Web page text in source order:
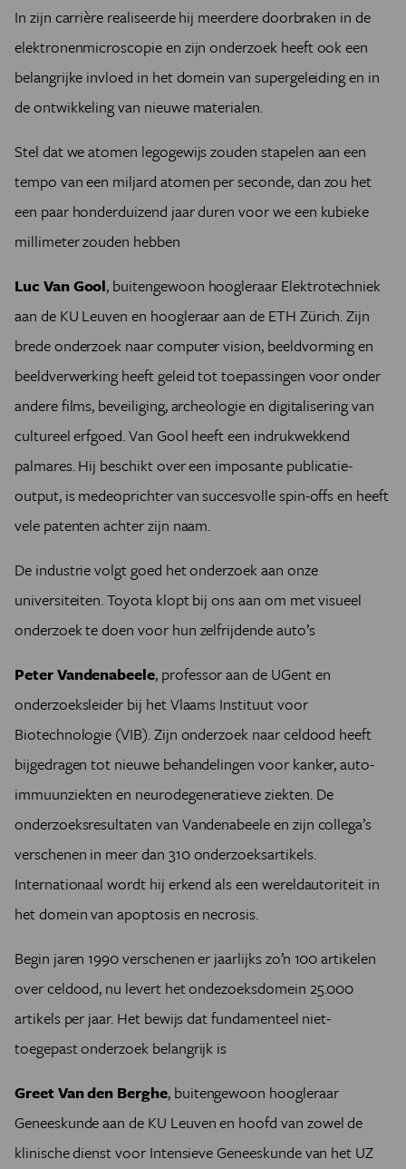
In zijn carrière realiseerde hij meerdere doorbraken in de
elektronenmicroscopie en zijn onderzoek heeft ook een
belangrijke invloed in het domein van supergeleiding en in
de ontwikkeling van nieuwe materialen.
Stel dat we atomen legogewijs zouden stapelen aan een
tempo van een miljard atomen per seconde, dan zou het
een paar honderduizend jaar duren voor we een kubieke
millimeter zouden hebben
Luc Van Gool, buitengewoon hoogleraar Elektrotechniek
aan de KU Leuven en hoogleraar aan de ETH Zürich. Zijn
brede onderzoek naar computer vision, beeldvorming en
beeldverwerking heeft geleid tot toepassingen voor onder
andere films, beveiliging, archeologie en digitalisering van
cultureel erfgoed. Van Gool heeft een indrukwekkend
palmares. Hij beschikt over een imposante publicatie-
output, is medeoprichter van succesvolle spin-offs en heeft
vele patenten achter zijn naam.
De industrie volgt goed het onderzoek aan onze
universiteiten. Toyota klopt bij ons aan om met visueel
onderzoek te doen voor hun zelfrijdende auto’s
Peter Vandenabeele, professor aan de UGent en
onderzoeksleider bij het Vlaams Instituut voor
Biotechnologie (VIB). Zijn onderzoek naar celdood heeft
bijgedragen tot nieuwe behandelingen voor kanker, auto-
immuunziekten en neurodegeneratieve ziekten. De
onderzoeksresultaten van Vandenabeele en zijn collega’s
verschenen in meer dan 310 onderzoeksartikels.
Internationaal wordt hij erkend als een wereldautoriteit in
het domein van apoptosis en necrosis.
Begin jaren 1990 verschenen er jaarlijks zo’n 100 artikelen
over celdood, nu levert het ondezoeksdomein 25.000
artikels per jaar. Het bewijs dat fundamenteel niet-
toegepast onderzoek belangrijk is
Greet Van den Berghe, buitengewoon hoogleraar
Geneeskunde aan de KU Leuven en hoofd van zowel de
klinische dienst voor Intensieve Geneeskunde van het UZ